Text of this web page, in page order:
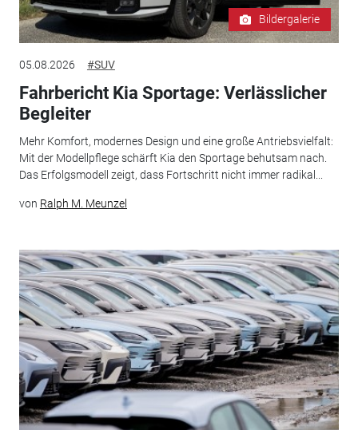
Bildergalerie
05.08.2026 #SUV
Fahrbericht Kia Sportage: Verlässlicher
Begleiter
Mehr Komfort, modernes Design und eine große Antriebsvielfalt:
Mit der Modellpflege schärft Kia den Sportage behutsam nach.
Das Erfolgsmodell zeigt, dass Fortschritt nicht immer radikal...
von Ralph M. Meunzel